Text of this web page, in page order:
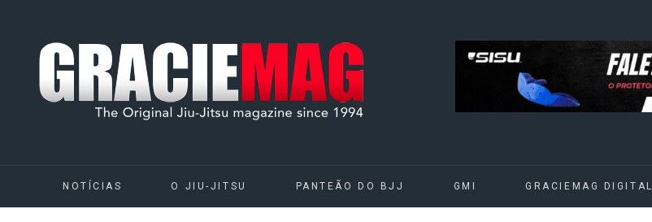
NOTÍCIAS O JIU-JITSU PANTEÃO DO BJJ GMI GRACIEMAG DIGITAL